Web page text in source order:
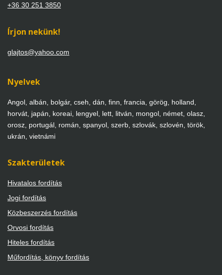
+36 30 251 3850
Írjon nekünk!
glajtos@yahoo.com
Nyelvek
Angol, albán, bolgár, cseh, dán, finn, francia, görög, holland,
horvát, japán, koreai, lengyel, lett, litván, mongol, német, olasz,
orosz, portugál, román, spanyol, szerb, szlovák, szlovén, török,
ukrán, vietnámi
Szakterületek
Hivatalos fordítás
Jogi fordítás
Közbeszerzés fordítás
Orvosi fordítás
Hiteles fordítás
Műfordítás, könyv fordítás